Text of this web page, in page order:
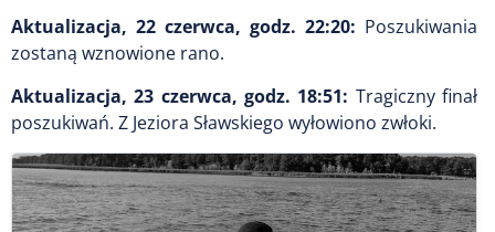
Aktualizacja, 22 czerwca, godz. 22:20: Poszukiwania
zostaną wznowione rano.
Aktualizacja, 23 czerwca, godz. 18:51: Tragiczny finał
poszukiwań. Z Jeziora Sławskiego wyłowiono zwłoki.